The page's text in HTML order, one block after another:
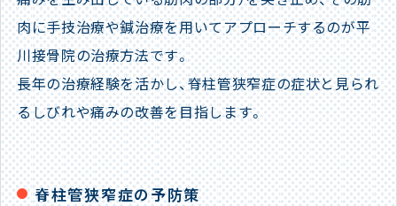
肉に手技治療や鍼治療を用いてアプローチするのが平
川接骨院の治療方法です。
長年の治療経験を活かし、脊柱管狭窄症の症状と見られ
るしびれや痛みの改善を目指します。
脊柱管狭窄症の予防策